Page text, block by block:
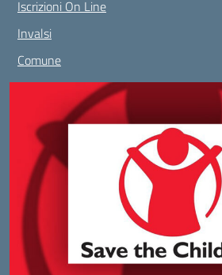
Iscrizioni On Line
Invalsi
Comune